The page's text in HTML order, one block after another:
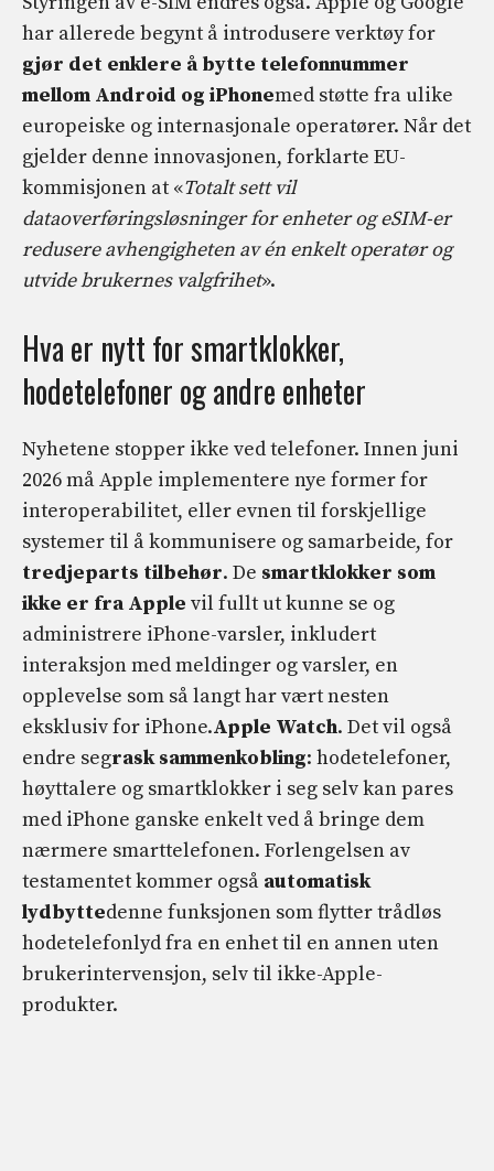
har allerede begynt å introdusere verktøy for
gjør det enklere å bytte telefonnummer
mellom Android og iPhonemed støtte fra ulike
europeiske og internasjonale operatører. Når det
gjelder denne innovasjonen, forklarte EU-
kommisjonen at «Totalt sett vil
dataoverføringsløsninger for enheter og eSIM-er
redusere avhengigheten av én enkelt operatør og
utvide brukernes valgfrihet».
Hva er nytt for smartklokker,
hodetelefoner og andre enheter
Nyhetene stopper ikke ved telefoner. Innen juni
2026 må Apple implementere nye former for
interoperabilitet, eller evnen til forskjellige
systemer til å kommunisere og samarbeide, for
tredjeparts tilbehør. De smartklokker som
ikke er fra Apple vil fullt ut kunne se og
administrere iPhone-varsler, inkludert
interaksjon med meldinger og varsler, en
opplevelse som så langt har vært nesten
eksklusiv for iPhone.Apple Watch. Det vil også
endre segrask sammenkobling: hodetelefoner,
høyttalere og smartklokker i seg selv kan pares
med iPhone ganske enkelt ved å bringe dem
nærmere smarttelefonen. Forlengelsen av
testamentet kommer også automatisk
lydbyttedenne funksjonen som flytter trådløs
hodetelefonlyd fra en enhet til en annen uten
brukerintervensjon, selv til ikke-Apple-
produkter.